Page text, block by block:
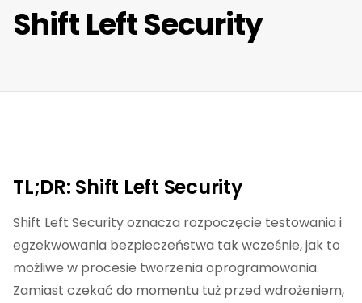
Shift Left Security
TL;DR: Shift Left Security
Shift Left Security oznacza rozpoczęcie testowania i
egzekwowania bezpieczeństwa tak wcześnie, jak to
możliwe w procesie tworzenia oprogramowania.
Zamiast czekać do momentu tuż przed wdrożeniem,